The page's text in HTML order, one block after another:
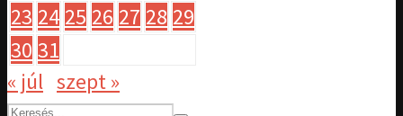
23 24 25 26 27 28 29
30 31
« júl szept »